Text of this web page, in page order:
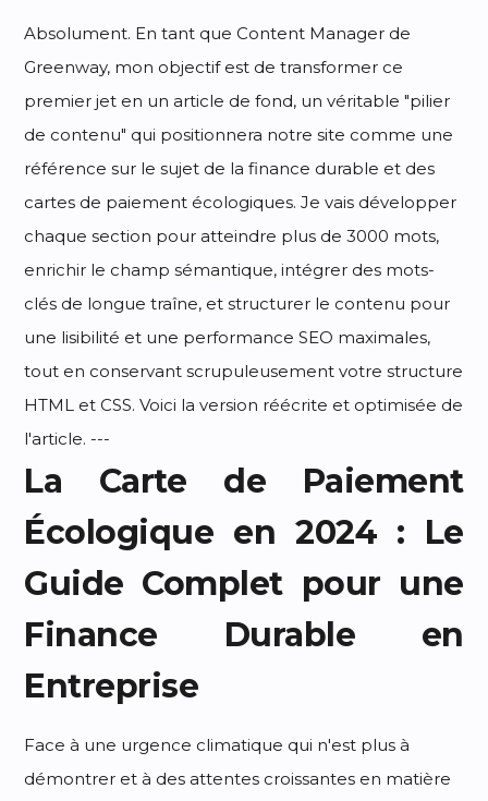
Absolument. En tant que Content Manager de
Greenway, mon objectif est de transformer ce
premier jet en un article de fond, un véritable "pilier
de contenu" qui positionnera notre site comme une
référence sur le sujet de la finance durable et des
cartes de paiement écologiques. Je vais développer
chaque section pour atteindre plus de 3000 mots,
enrichir le champ sémantique, intégrer des mots-
clés de longue traîne, et structurer le contenu pour
une lisibilité et une performance SEO maximales,
tout en conservant scrupuleusement votre structure
HTML et CSS. Voici la version réécrite et optimisée de
l'article. ---
La Carte de Paiement
Écologique en 2024 : Le
Guide Complet pour une
Finance Durable en
Entreprise
Face à une urgence climatique qui n'est plus à
démontrer et à des attentes croissantes en matière